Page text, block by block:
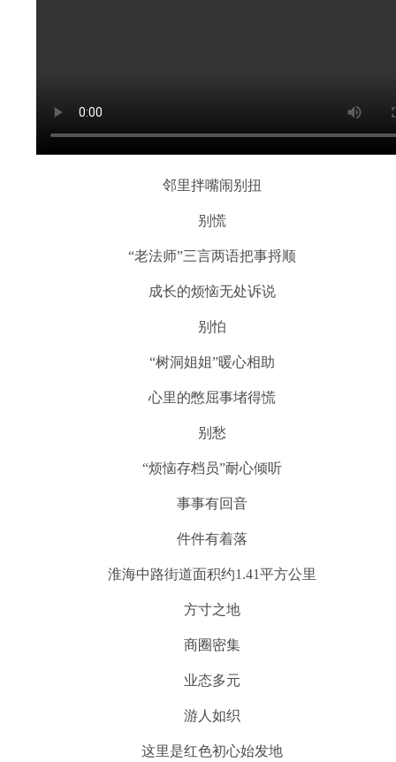
邻里拌嘴闹别扭
别慌
“老法师”三言两语把事捋顺
成长的烦恼无处诉说
别怕
“树洞姐姐”暖心相助
心里的憋屈事堵得慌
别愁
“烦恼存档员”耐心倾听
事事有回音
件件有着落
淮海中路街道面积约1.41平方公里
方寸之地
商圈密集
业态多元
游人如织
这里是红色初心始发地